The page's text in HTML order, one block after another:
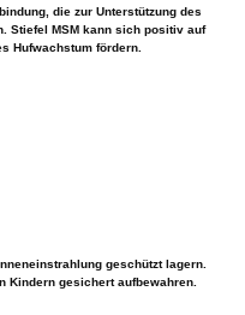
die zur Unterstützung des
Stiefel MSM kann sich positiv auf
Hufwachstum fördern.
geschützt lagern.
Kindern gesichert aufbewahren.